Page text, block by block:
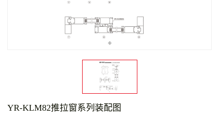
YR-KLM82推拉窗系列装配图